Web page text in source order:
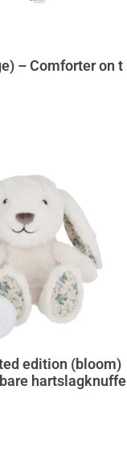
– Comforter on t
edition (bloom)
hartslagknuffe